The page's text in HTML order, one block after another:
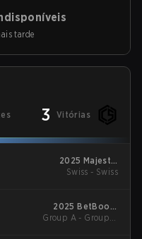
tarde
3 Vitórias
2025 Majestic
LanDaLan #3
Swiss - Swiss
2025 BetBoom
LanDaLan #2
Group A - Group A